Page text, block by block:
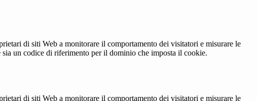
di siti Web a monitorare il comportamento dei visitatori e misurare le
un codice di riferimento per il dominio che imposta il cookie.
di siti Web a monitorare il comportamento dei visitatori e misurare le